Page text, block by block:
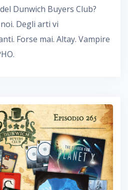
Dunwich Buyers Club?
Degli arti vi
Forse mai. Altay. Vampire